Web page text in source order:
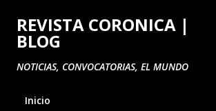
Ir al contenido principal
REVISTA CORONICA |
BLOG
NOTICIAS, CONVOCATORIAS, EL MUNDO
Inicio